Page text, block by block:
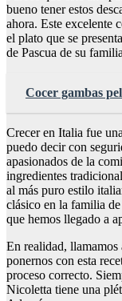
bueno tener estos
ahora. Este excelente
el plato que se
de Pascua de su
Cocer gambas
Crecer en Italia fue
puedo decir con
apasionados de la
ingredientes
al más puro estilo
clásico en la familia
que hemos llegado a
En realidad, llamamos
ponernos con esta
proceso correcto.
Nicoletta tiene una